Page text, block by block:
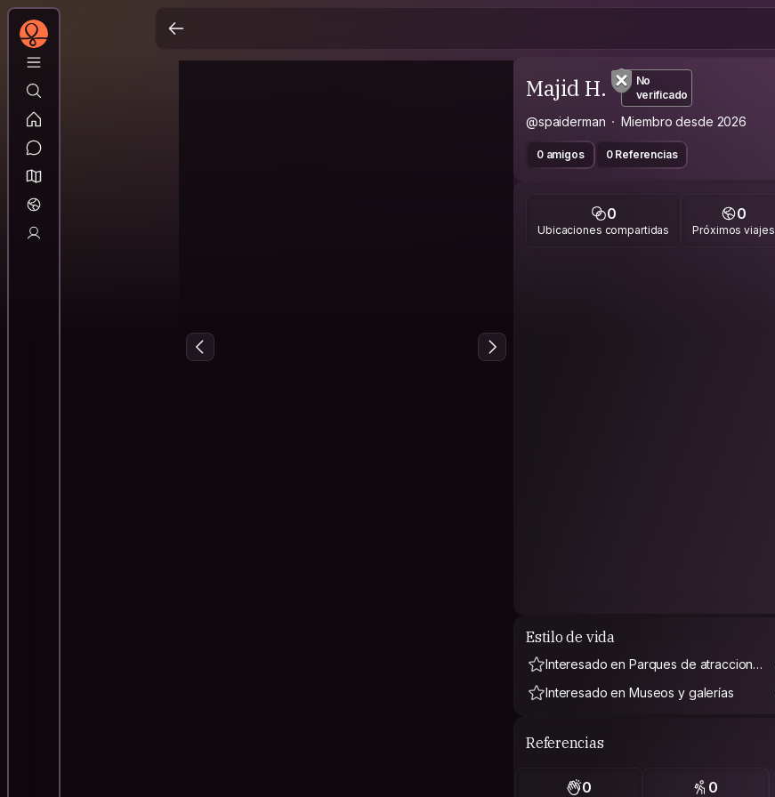
Majid H.
No
verificado
@spaiderman Miembro desde 2026
0 amigos 0 Referencias
0
Ubicaciones compartidas
0
Próximos viajes
Estilo de vida
Interesado en Parques de atraccione
Interesado en Museos y galerías
Referencias
0 0